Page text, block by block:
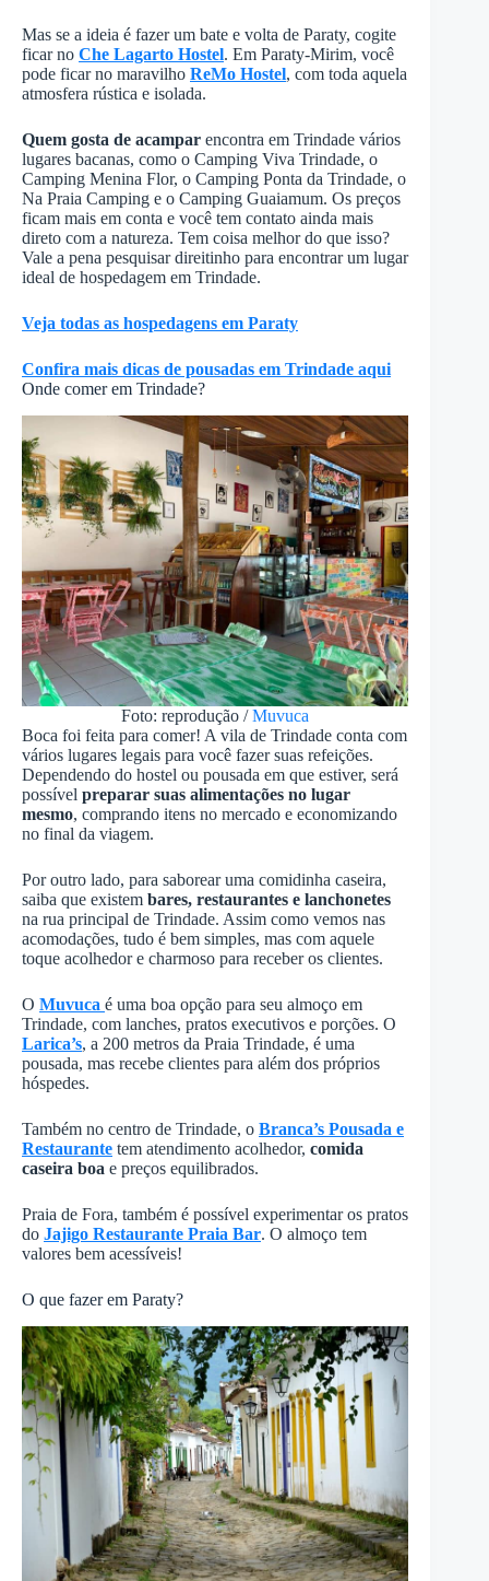
Mas se a ideia é fazer um bate e volta de Paraty, cogite
ficar no Che Lagarto Hostel. Em Paraty-Mirim, você
pode ficar no maravilho ReMo Hostel, com toda aquela
atmosfera rústica e isolada.
Quem gosta de acampar encontra em Trindade vários
lugares bacanas, como o Camping Viva Trindade, o
Camping Menina Flor, o Camping Ponta da Trindade, o
Na Praia Camping e o Camping Guaiamum. Os preços
ficam mais em conta e você tem contato ainda mais
direto com a natureza. Tem coisa melhor do que isso?
Vale a pena pesquisar direitinho para encontrar um lugar
ideal de hospedagem em Trindade.
Veja todas as hospedagens em Paraty
Confira mais dicas de pousadas em Trindade aqui
Onde comer em Trindade?
Foto: reprodução /Muvuca
Boca foi feita para comer! A vila de Trindade conta com
vários lugares legais para você fazer suas refeições.
Dependendo do hostel ou pousada em que estiver, será
possível preparar suas alimentações no lugar
mesmo, comprando itens no mercado e economizando
no final da viagem.
Por outro lado, para saborear uma comidinha caseira,
saiba que existem bares, restaurantes e lanchonetes
na rua principal de Trindade. Assim como vemos nas
acomodações, tudo é bem simples, mas com aquele
toque acolhedor e charmoso para receber os clientes.
O Muvuca é uma boa opção para seu almoço em
Trindade, com lanches, pratos executivos e porções. O
Larica’s, a 200 metros da Praia Trindade, é uma
pousada, mas recebe clientes para além dos próprios
hóspedes.
Também no centro de Trindade, o Branca’s Pousada e
Restaurante tem atendimento acolhedor, comida
caseira boa e preços equilibrados.
Praia de Fora, também é possível experimentar os pratos
do Jajigo Restaurante Praia Bar. O almoço tem
valores bem acessíveis!
O que fazer em Paraty?